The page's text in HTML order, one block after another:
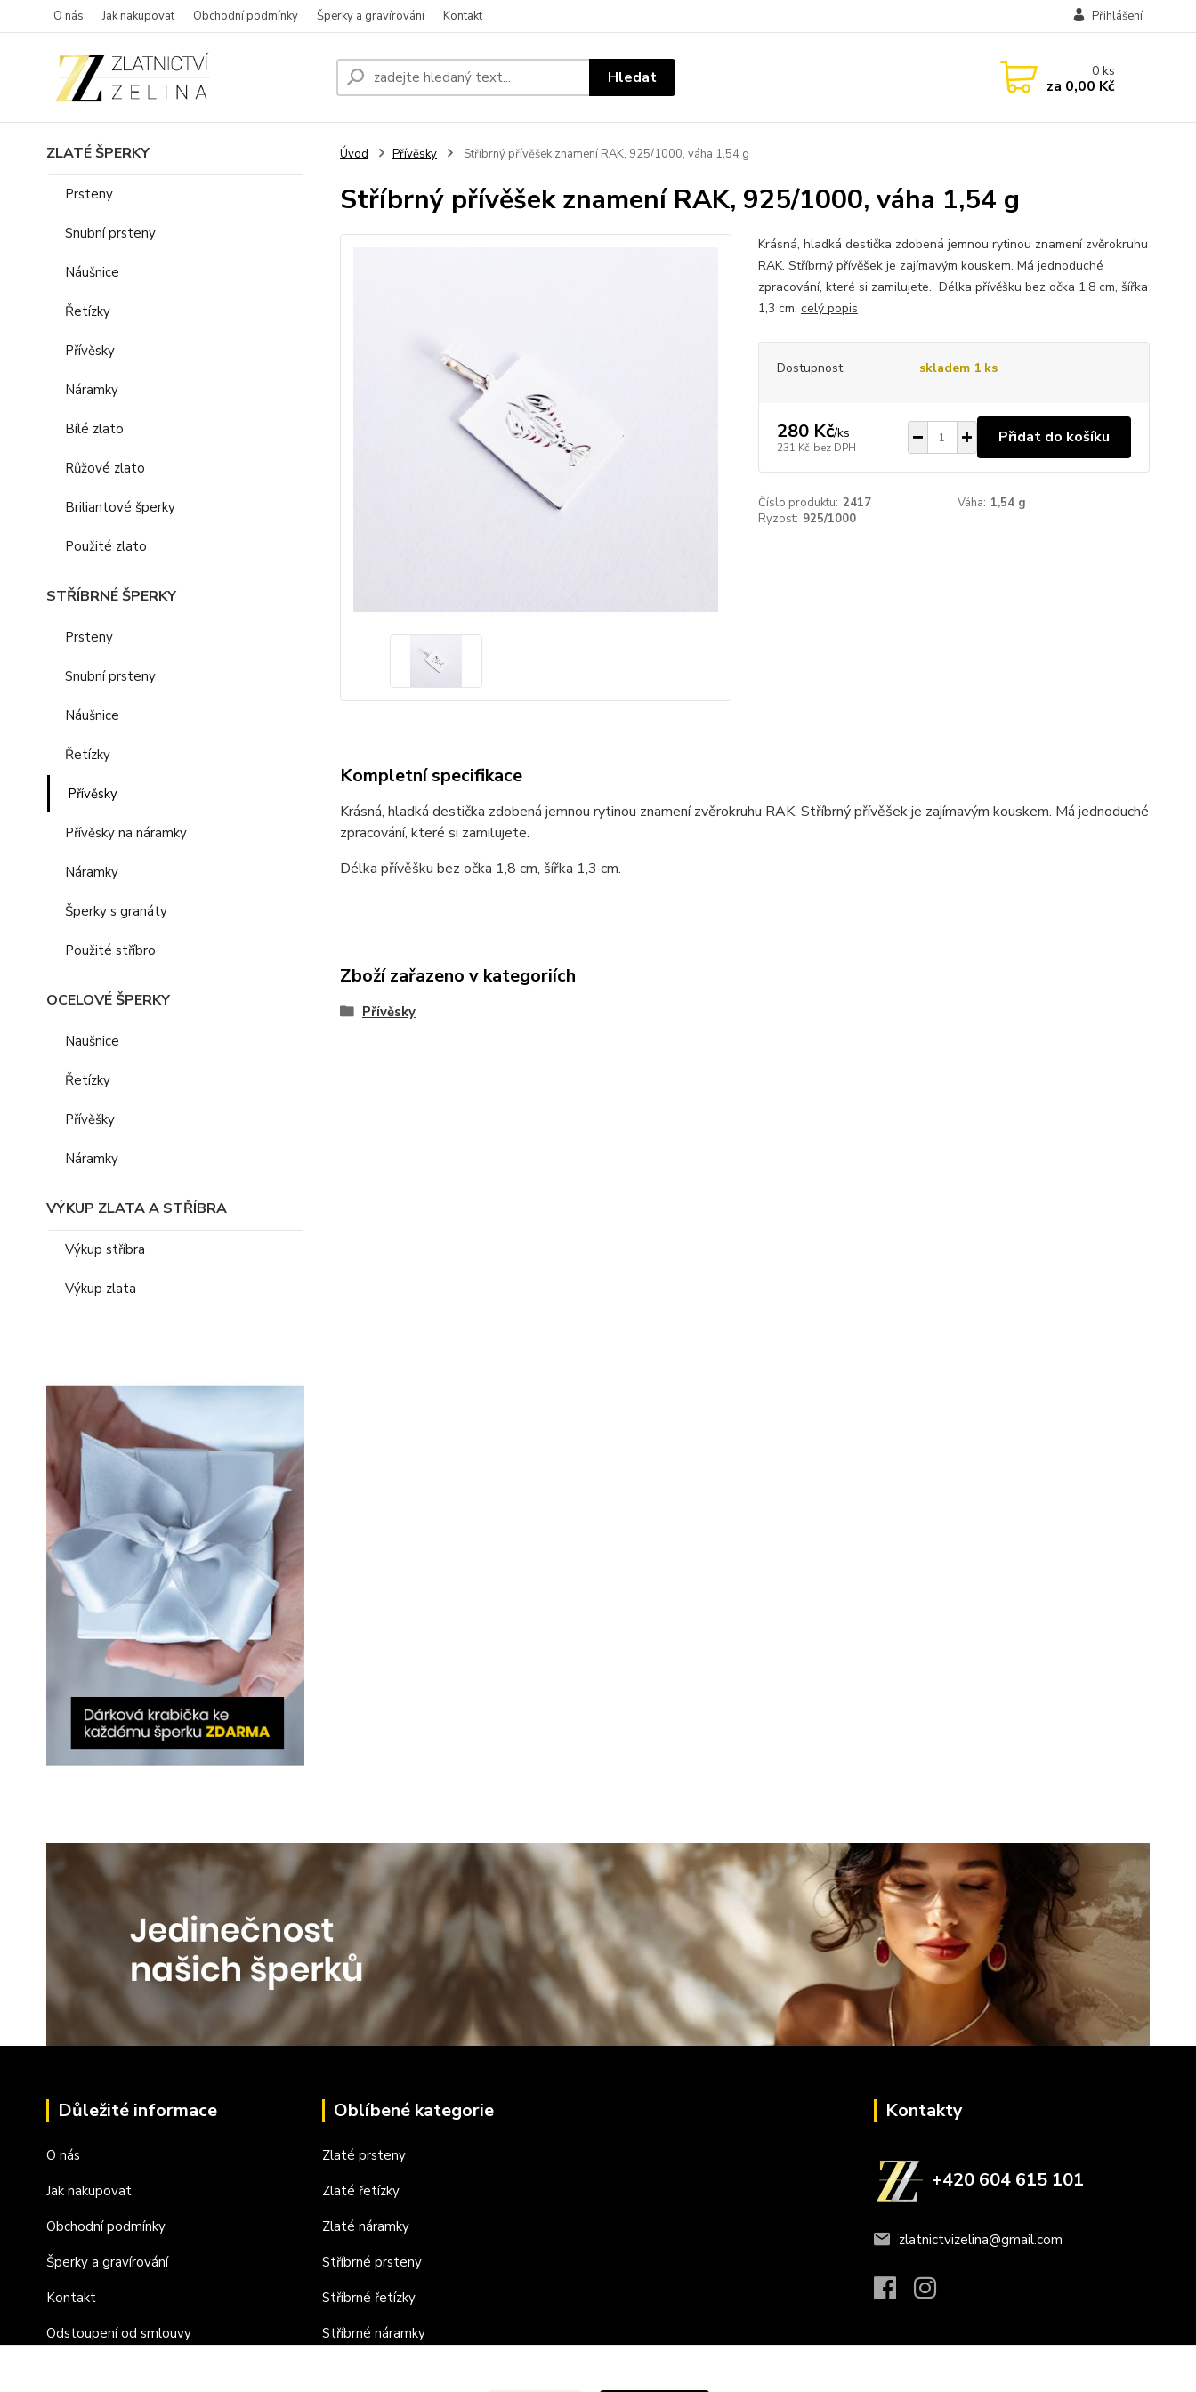
O nás Jak nakupovat Obchodní podmínky Šperky a gravírování Kontakt Přihlášení
Hledat 0ks
za 0,00 Kč
ZLATÉ ŠPERKY
Prsteny
Snubní prsteny
Náušnice
Řetízky
Přívěsky
Náramky
Bílé zlato
Růžové zlato
Briliantové šperky
Použité zlato
STŘÍBRNÉ ŠPERKY
Prsteny
Snubní prsteny
Náušnice
Řetízky
Přívěsky
Přívěsky na náramky
Náramky
Šperky s granáty
Použité stříbro
OCELOVÉ ŠPERKY
Naušnice
Řetízky
Přívěšky
Náramky
VÝKUP ZLATA A STŘÍBRA
Výkup stříbra
Výkup zlata
Úvod Přívěsky Stříbrný přívěšek znamení RAK, 925/1000, váha 1,54 g
Stříbrný přívěšek znamení RAK, 925/1000, váha 1,54 g
Krásná, hladká destička zdobená jemnou rytinou znamení zvěrokruhu
RAK. Stříbrný přívěšek je zajímavým kouskem. Má jednoduché
zpracování, které si zamilujete. Délka přívěšku bez očka 1,8 cm, šířka
1,3 cm. celý popis
Dostupnost skladem 1 ks
280 Kč/ks
231 Kč bez DPH
Přidat do košíku
Číslo produktu: 2417 Váha: 1,54 g
Ryzost: 925/1000
Kompletní specifikace
Krásná, hladká destička zdobená jemnou rytinou znamení zvěrokruhu RAK. Stříbrný přívěšek je zajímavým kouskem. Má jednoduché
zpracování, které si zamilujete.
Délka přívěšku bez očka 1,8 cm, šířka 1,3 cm.
Zboží zařazeno v kategoriích
Přívěsky
Důležité informace
O nás
Jak nakupovat
Obchodní podmínky
Šperky a gravírování
Kontakt
Odstoupení od smlouvy
Oblíbené kategorie
Zlaté prsteny
Zlaté řetízky
Zlaté náramky
Stříbrné prsteny
Stříbrné řetízky
Stříbrné náramky
Kontakty
+420 604 615 101
zlatnictvizelina@gmail.com